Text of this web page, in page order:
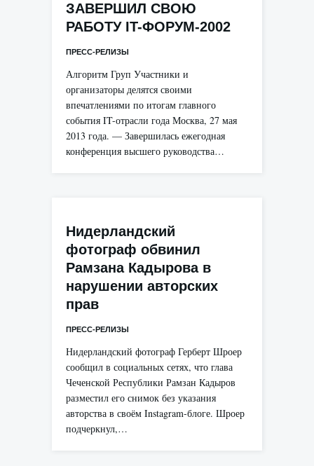
ЗАВЕРШИЛ СВОЮ
РАБОТУ IT-ФОРУМ-2002
ПРЕСС-РЕЛИЗЫ
Алгоритм Груп Участники и
организаторы делятся своими
впечатлениями по итогам главного
события IT-отрасли года Москва, 27 мая
2013 года. — Завершилась ежегодная
конференция высшего руководства…
Нидерландский
фотограф обвинил
Рамзана Кадырова в
нарушении авторских
прав
ПРЕСС-РЕЛИЗЫ
Нидерландский фотограф Герберт Шроер
сообщил в социальных сетях, что глава
Чеченской Республики Рамзан Кадыров
разместил его снимок без указания
авторства в своём Instagram-блоге. Шроер
подчеркнул,…